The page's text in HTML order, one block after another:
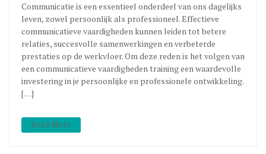
Communicatie is een essentieel onderdeel van ons dagelijks
leven, zowel persoonlijk als professioneel. Effectieve
communicatieve vaardigheden kunnen leiden tot betere
relaties, succesvolle samenwerkingen en verbeterde
prestaties op de werkvloer. Om deze reden is het volgen van
een communicatieve vaardigheden training een waardevolle
investering in je persoonlijke en professionele ontwikkeling.
[…]
Read More